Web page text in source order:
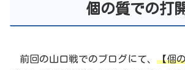
個の質での打
前回の山口戦でのブログにて、 【個